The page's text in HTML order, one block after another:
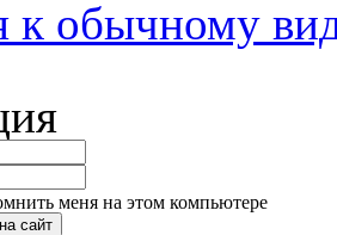
к обычному
меня на этом компьютере